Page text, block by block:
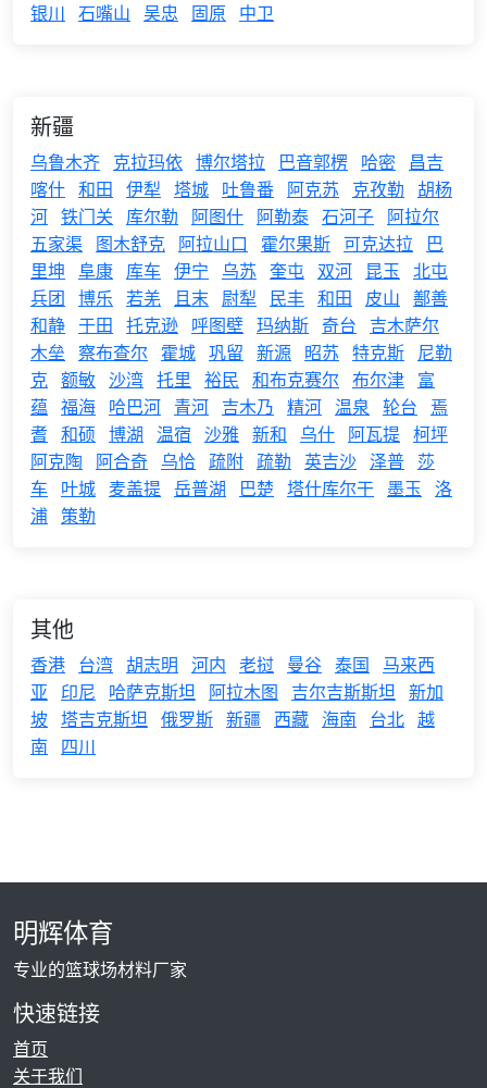
银川 石嘴山 吴忠 固原 中卫
新疆
乌鲁木齐 克拉玛依 博尔塔拉 巴音郭楞 哈密
昌吉
喀什 和田 伊犁 塔城 吐鲁番 阿克苏 克孜勒 胡杨
河 铁门关 库尔勒 阿图什 阿勒泰 石河子 阿拉尔
五家渠 图木舒克 阿拉山口 霍尔果斯 可克达拉
巴
里坤 阜康 库车 伊宁 乌苏 奎屯 双河 昆玉 北屯
兵团 博乐 若羌 且末 尉犁 民丰 和田 皮山 鄯善
和静 于田 托克逊 呼图壁 玛纳斯 奇台
吉木萨尔
木垒 察布查尔 霍城 巩留 新源 昭苏 特克斯 尼勒
克 额敏 沙湾 托里 裕民 和布克赛尔 布尔津 富
蕴 福海 哈巴河 青河 吉木乃 精河 温泉 轮台
焉
耆 和硕 博湖 温宿 沙雅 新和 乌什 阿瓦提 柯坪
阿克陶
阿合奇 乌恰 疏附 疏勒 英吉沙 泽普 莎
车
叶城 麦盖提 岳普湖 巴楚 塔什库尔干 墨玉 洛
浦 策勒
其他
香港 台湾 胡志明 河内 老挝 曼谷 泰国
马来西
亚
印尼 哈萨克斯坦 阿拉木图 吉尔吉斯斯坦 新加
坡 塔吉克斯坦 俄罗斯 新疆 西藏 海南 台北 越
南
四川
明辉体育
专业的篮球场材料厂家
快速链接
首页
关于我们